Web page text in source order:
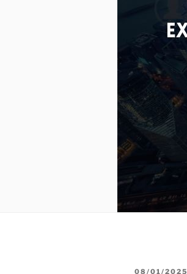
PUBLICADO
08/01/2025